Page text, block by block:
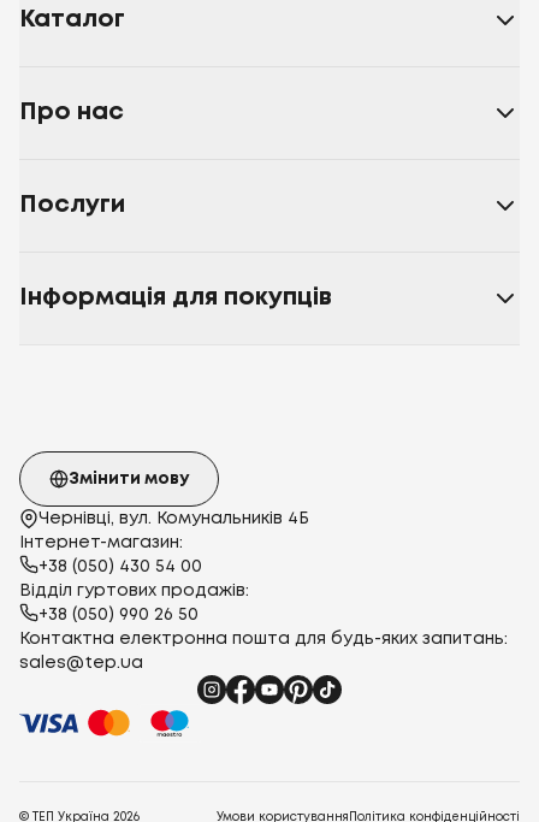
Каталог
Про нас
Послуги
Інформація для покупців
Чернівці, вул. Комунальників 4Б
Інтернет-магазин:
+38 (050) 430 54 00
Відділ гуртових продажів:
+38 (050) 990 26 50
Контактна електронна пошта для будь-яких запитань:
sales@tep.ua
Змінити мову
© ТЕП Україна 2026 Умови користування Політика конфіденційності